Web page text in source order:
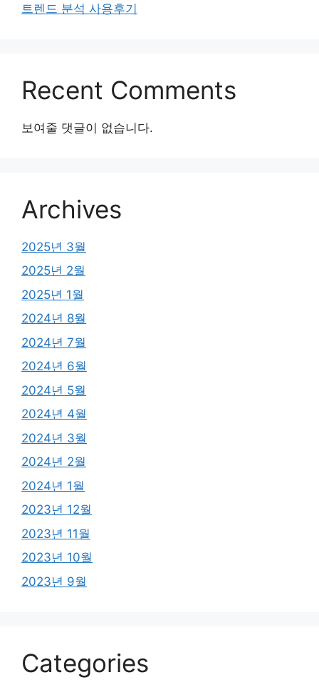
트렌드 분석 사용후기
Recent Comments
보여줄 댓글이 없습니다.
Archives
2025년 3월
2025년 2월
2025년 1월
2024년 8월
2024년 7월
2024년 6월
2024년 5월
2024년 4월
2024년 3월
2024년 2월
2024년 1월
2023년 12월
2023년 11월
2023년 10월
2023년 9월
Categories